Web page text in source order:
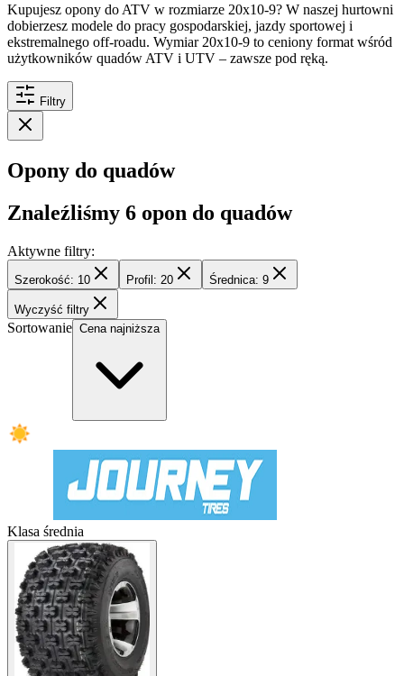
Kupujesz opony do ATV w rozmiarze 20x10-9? W naszej hurtowni
dobierzesz modele do pracy gospodarskiej, jazdy sportowej i
ekstremalnego off-roadu. Wymiar 20x10-9 to ceniony format wśród
użytkowników quadów ATV i UTV – zawsze pod ręką.
Filtry
Opony do quadów
Znaleźliśmy 6 opon do quadów
Aktywne filtry:
Szerokość: 10 Profil: 20 Średnica: 9
Wyczyść filtry
Sortowanie Cena najniższa
Klasa średnia